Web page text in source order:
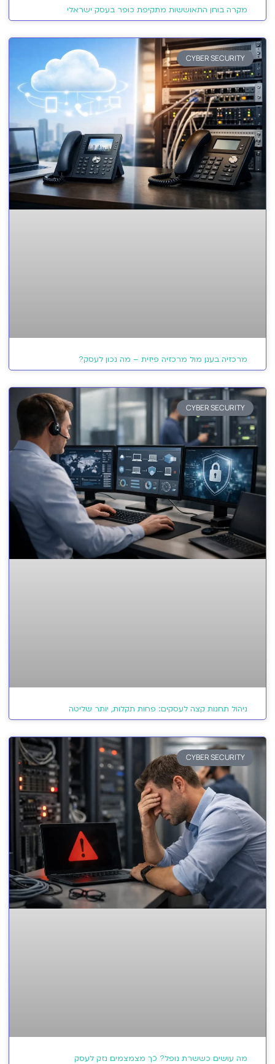
מקרה בוחן התאוששות מתקיפת כופר בעסק ישראלי
CYBER SECURITY
מרכזיה בענן מול מרכזיה פיזית – מה נכון לעסק?
CYBER SECURITY
ניהול תחנות קצה לעסקים: פחות תקלות, יותר שליטה
CYBER SECURITY
מה עושים כששרת נופל? כך מצמצמים נזק לעסק